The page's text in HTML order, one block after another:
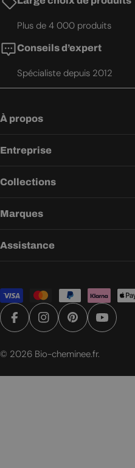
Plus de 4 000 produits
Conseils d’expert
Spécialiste depuis 2012
À propos
Entreprise
Collections
Marques
Assistance
Modes
de
paiement
FacebookInstagramPinterestYouTube
© 2026 Bio-cheminee.fr.